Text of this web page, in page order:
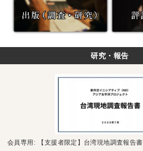
研究・報告
会員専用: 【支援者限定】台湾現地調査報告書